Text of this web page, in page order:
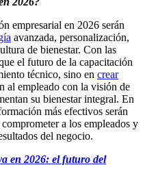
empresarial en 2026 serán
avanzada, personalización,
de bienestar. Con las
el futuro de la capacitación
técnico, sino en crear
al empleado con la visión de
su bienestar integral. En
más efectivos serán
a los empleados y
del negocio.
en 2026: el futuro del